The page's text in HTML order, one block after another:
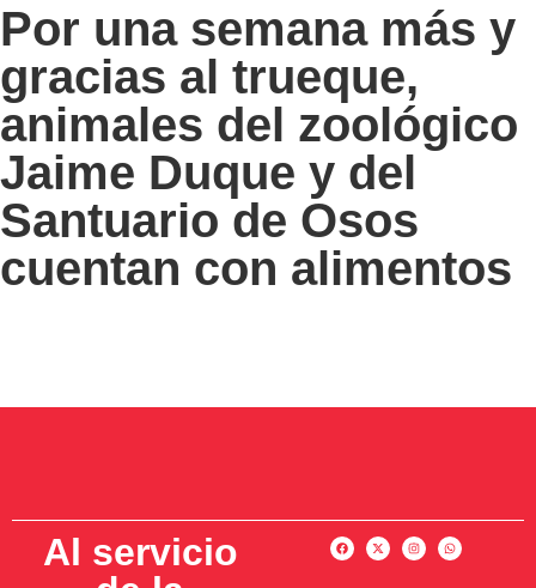
Por una semana más y
gracias al trueque,
animales del zoológico
Jaime Duque y del
Santuario de Osos
cuentan con alimentos
Al servicio